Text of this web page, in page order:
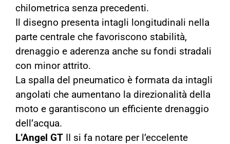
chilometrica senza precedenti.
Il disegno presenta intagli longitudinali nella
parte centrale che favoriscono stabilità,
drenaggio e aderenza anche su fondi stradali
con minor attrito.
La spalla del pneumatico è formata da intagli
angolati che aumentano la direzionalità della
moto e garantiscono un efficiente drenaggio
dell’acqua.
L’Angel GT II si fa notare per l’eccelente